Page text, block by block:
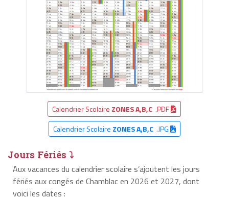
Calendrier Scolaire ZONES A,B,C .PDF
Calendrier Scolaire ZONES A,B,C.JPG
Jours Fériés ⤵
Aux vacances du calendrier scolaire s’ajoutent les jours
fériés aux congés de Chamblac en 2026 et 2027, dont
voici les dates :